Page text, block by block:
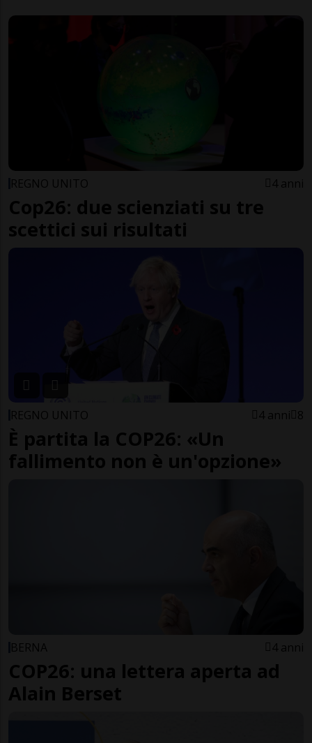
REGNO UNITO 4 anni
Cop26: due scienziati su tre
scettici sui risultati
REGNO UNITO 4 anni 8
È partita la COP26: «Un
fallimento non è un'opzione»
BERNA 4 anni
COP26: una lettera aperta ad
Alain Berset